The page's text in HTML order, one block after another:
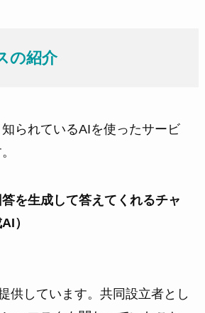
の紹介
られているAIを使ったサービ
答を生成して答えてくれるチャ
）
供しています。共同設立者とし